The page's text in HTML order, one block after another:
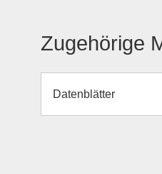
Zugehörige
Datenblätter